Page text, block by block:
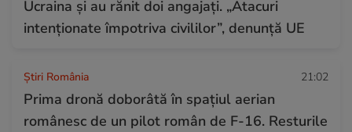
Ucraina și au rănit doi angajați. „Atacuri
intenționate împotriva civililor”, denunță UE
Știri România 21:02
Prima dronă doborâtă în spațiul aerian
românesc de un pilot român de F-16. Resturile